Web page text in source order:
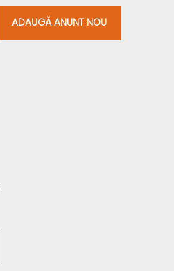
ADAUGĂ ANUNT NOU